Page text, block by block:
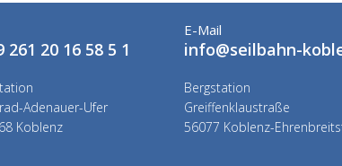
261 20 16 58 5 1
Adenauer-Ufer
Koblenz
E-Mail
info@seilbahn-
Bergstation
Greiffenklaustraße
56077 Koblenz-